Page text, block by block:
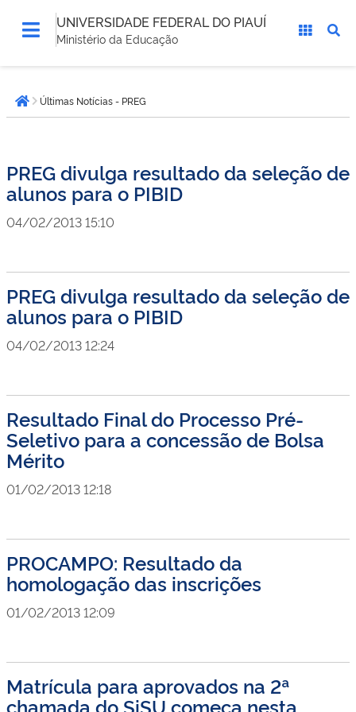
UNIVERSIDADE FEDERAL DO PIAUÍ
Ministério da Educação
está
aqui:Página inicial
Últimas Notícias - PREG
PREG divulga resultado da seleção de
alunos para o PIBID
04/02/2013 15:10
PREG divulga resultado da seleção de
alunos para o PIBID
04/02/2013 12:24
Resultado Final do Processo Pré-
Seletivo para a concessão de Bolsa
Mérito
01/02/2013 12:18
PROCAMPO: Resultado da
homologação das inscrições
01/02/2013 12:09
Matrícula para aprovados na 2ª
chamada do SiSU começa nesta